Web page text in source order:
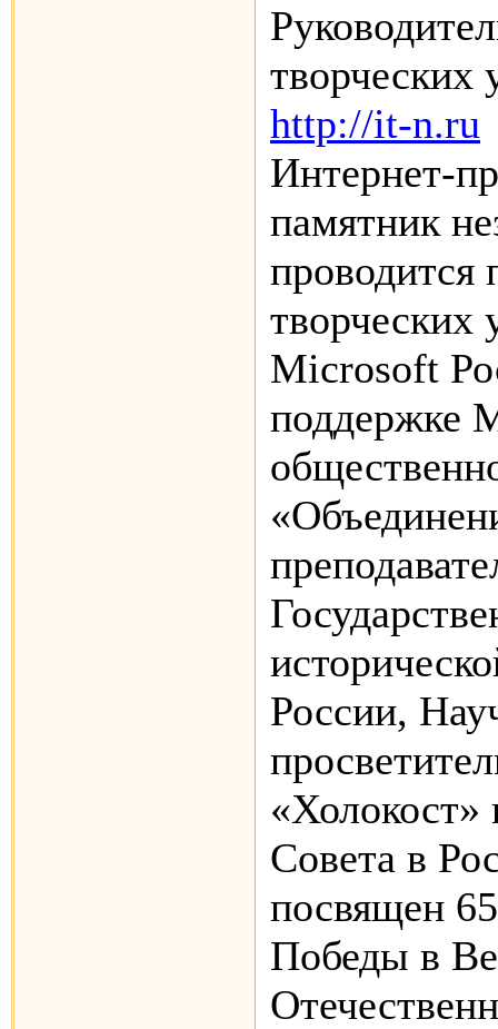
творческих
http://it-n.ru
Интернет-
памятник
проводится
творческих
Microsoft
поддержке
России,
«Холокост»
Совета в
посвящен
Победы в